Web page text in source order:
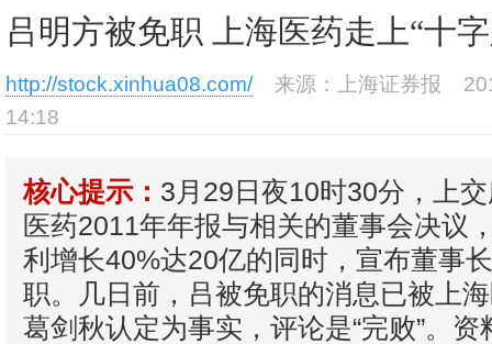
在
基
吕明方被免职 上海医药走上“十
http://stock.xinhua08.com/ 来源：上海证券报
14:18
核心提示： 3月29日夜10时30分，上
医药2011年年报与相关的董事会决议
利增长40%达20亿的同时，宣布董事
职。几日前，吕被免职的消息已被上
葛剑秋认定为事实，评论是“完败”。